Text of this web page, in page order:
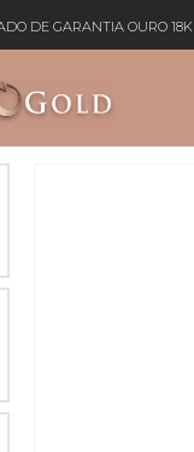
DE GARANTIA OURO 18K